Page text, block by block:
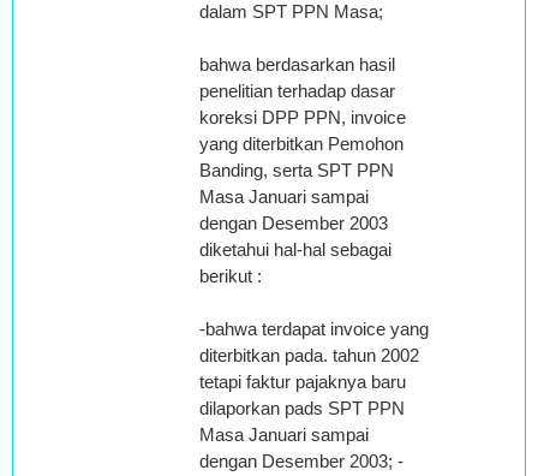
dalam SPT PPN Masa;
bahwa berdasarkan hasil
penelitian terhadap dasar
koreksi DPP PPN, invoice
yang diterbitkan Pemohon
Banding, serta SPT PPN
Masa Januari sampai
dengan Desember 2003
diketahui hal-hal sebagai
berikut :
-bahwa terdapat invoice yang
diterbitkan pada. tahun 2002
tetapi faktur pajaknya baru
dilaporkan pads SPT PPN
Masa Januari sampai
dengan Desember 2003; -